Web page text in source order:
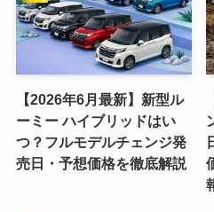
【2026年6月最新】新型ル
ーミー ハイブリッドはい
つ？フルモデルチェンジ発
売日・予想価格を徹底解説